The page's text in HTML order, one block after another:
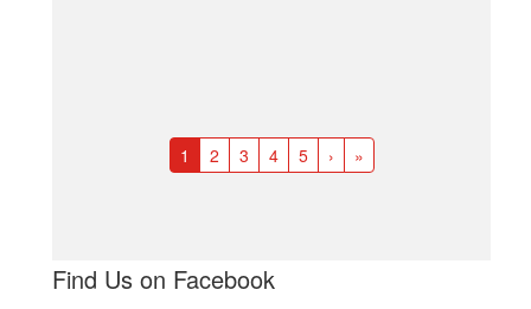
1 2 3 4 5 › »
Find Us on Facebook